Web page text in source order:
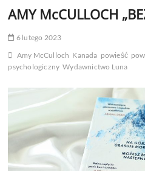
AMY McCULLOCH
6 lutego 2023
Amy McCulloch Kanada powieść
psychologiczny Wydawnictwo Luna